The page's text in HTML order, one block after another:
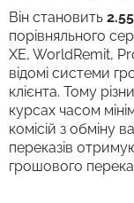
Він становить
порівняльного
XE, WorldRemit,
відомі системи
клієнта. Тому
курсах часом
комісій з обміну
переказів
грошового